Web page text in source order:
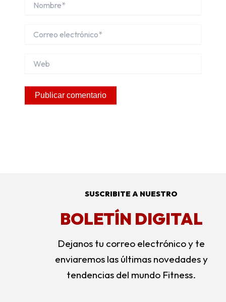
electrónico*
SUSCRIBITE A NUESTRO
BOLETÍN DIGITAL
Dejanos tu correo electrónico y te
enviaremos las últimas novedades y
tendencias del mundo Fitness.